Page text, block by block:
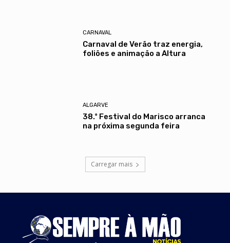
CARNAVAL
Carnaval de Verão traz energia,
foliões e animação a Altura
ALGARVE
38.º Festival do Marisco arranca
na próxima segunda feira
Carregar mais